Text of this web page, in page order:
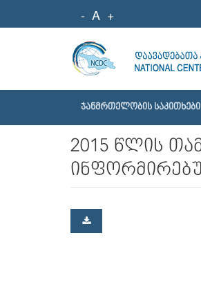
- A +
ᲯᲐᲜᲛᲠᲗᲔᲚᲝᲑᲘᲡ ᲡᲐᲙᲘᲗᲮᲔᲑᲘ
2015 წლის